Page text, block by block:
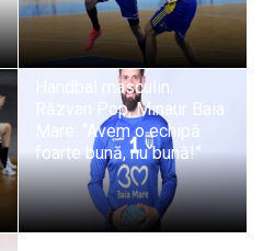
Handbal masculin.
Răzvan Pop, Minaur Baia
Mare: “Avem o echipă
foarte bună, nu bună!”